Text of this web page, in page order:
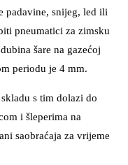
padavine, snijeg, led ili
pneumatici za zimsku
šare na gazećoj
periodu je 4 mm.
s tim dolazi do
i šleperima na
saobraćaja za vrijeme